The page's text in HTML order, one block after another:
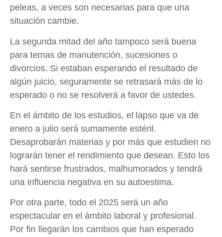
peleas, a veces son necesarias para que una
situación cambie.
La segunda mitad del año tampoco será buena
para temas de manutención, sucesiones o
divorcios. Si estaban esperando el resultado de
algún juicio, seguramente se retrasará más de lo
esperado o no se resolverá a favor de ustedes.
En el ámbito de los estudios, el lapso que va de
enero a julio será sumamente estéril.
Desaprobarán materias y por más que estudien no
lograrán tener el rendimiento que desean. Esto los
hará sentirse frustrados, malhumorados y tendrá
una influencia negativa en su autoestima.
Por otra parte, todo el 2025 será un año
espectacular en el ámbito laboral y profesional.
Por fin llegarán los cambios que han esperado